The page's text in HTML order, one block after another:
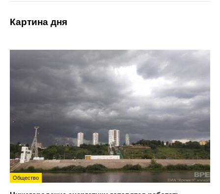
Картина дня
Общество